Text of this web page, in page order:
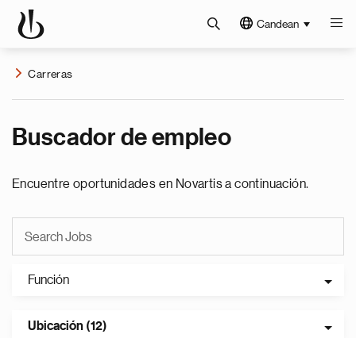
Candean
Carreras
Buscador de empleo
Encuentre oportunidades en Novartis a continuación.
Función
Ubicación (12)